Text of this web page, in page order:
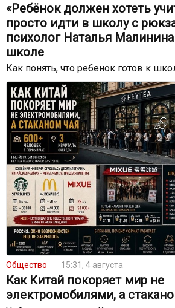
«Ребёнок должен хотеть
просто идти в школу с
психолог Наталья
школе
Как понять, что ребенок готов к
Общество 15:31, 4 августа
Как Китай покоряет мир не
электромобилями, а